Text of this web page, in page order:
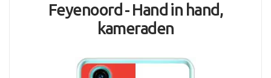
Feyenoord - Hand in hand,
kameraden